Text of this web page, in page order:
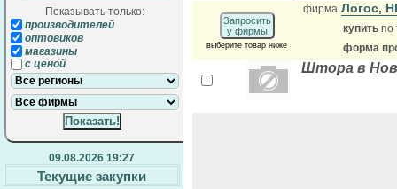
Показывать только:
производителей
оптовиков
магазины
с ценой
09.08.2026 19:27
Текущие закупки
Запросить
у фирмы
выберите товар ниже
фирма Логос,
купить по
форма
Штора в